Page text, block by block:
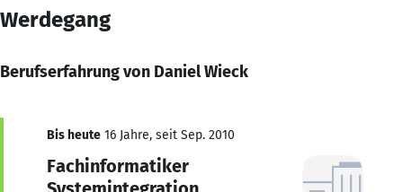
Werdegang
Berufserfahrung von Daniel Wieck
Bis heute 16 Jahre, seit Sep. 2010
Fachinformatiker